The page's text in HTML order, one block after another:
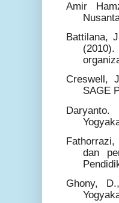
Amir
Battilana,
Creswell,
SAGE
dan
Ghony,